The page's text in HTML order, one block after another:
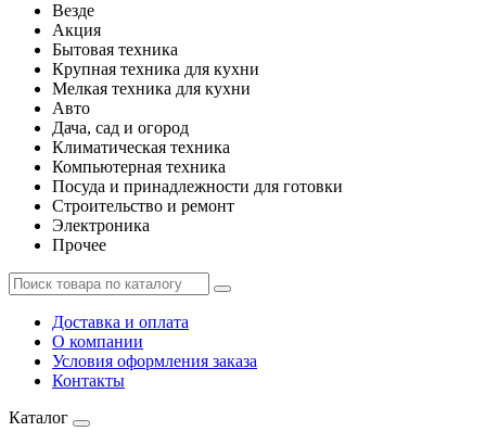
Везде
Акция
Бытовая техника
Крупная техника для кухни
Мелкая техника для кухни
Авто
Дача, сад и огород
Климатическая техника
Компьютерная техника
Посуда и принадлежности для готовки
Строительство и ремонт
Электроника
Прочее
Доставка и оплата
О компании
Условия оформления заказа
Контакты
Каталог